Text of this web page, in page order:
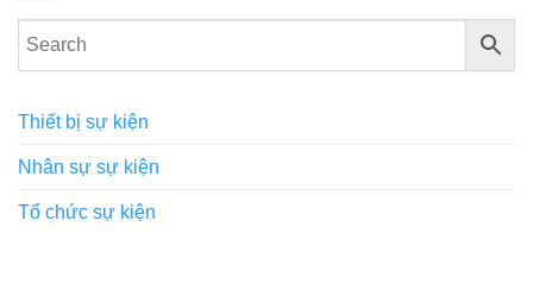
Thiết bị sự kiện
Nhân sự sự kiện
Tổ chức sự kiện